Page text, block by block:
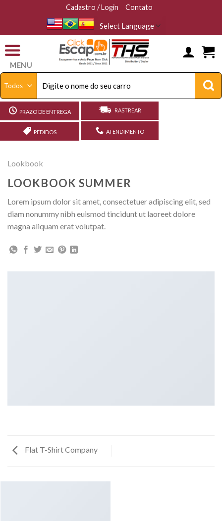
Cadastro / Login Contato
MENU
por:
PRAZO DE ENTREGA
PEDIDOS
RASTREAR
ATENDIMENTO
Lookbook
LOOKBOOK SUMMER
Lorem ipsum dolor sit amet, consectetuer adipiscing elit, sed
diam nonummy nibh euismod tincidunt ut laoreet dolore
magna aliquam erat volutpat.
Flat T-Shirt Company